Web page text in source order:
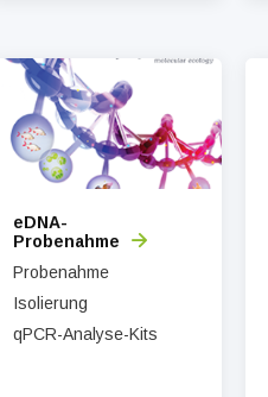
eDNA-
Probenahme
Probenahme
Isolierung
qPCR-Analyse-Kits